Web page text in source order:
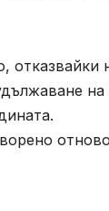
отказвайки
на